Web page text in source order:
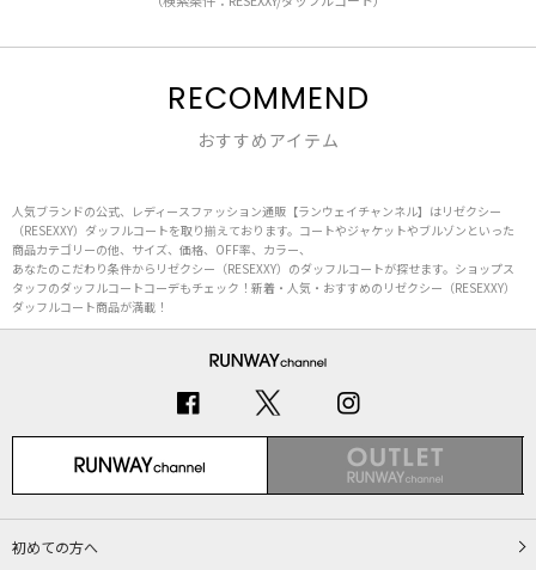
RECOMMEND
おすすめアイテム
人気ブランドの公式、レディースファッション通販【ランウェイチャンネル】はリゼクシー
（RESEXXY）ダッフルコートを取り揃えております。コートやジャケットやブルゾンといった
商品カテゴリーの他、サイズ、価格、OFF率、カラー、
あなたのこだわり条件からリゼクシー（RESEXXY）のダッフルコートが探せます。ショップス
タッフのダッフルコートコーデもチェック！新着・人気・おすすめのリゼクシー（RESEXXY）
ダッフルコート商品が満載！
初めての方へ